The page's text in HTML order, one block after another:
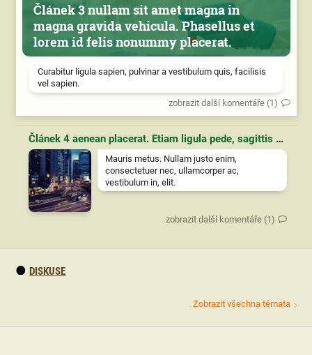
Článek 3 nullam sit amet magna in
magna gravida vehicula. Phasellus et
lorem id felis nonummy placerat.
Curabitur ligula sapien, pulvinar a vestibulum quis, facilisis
vel sapien.
zobrazit další komentáře (1)
Článek 4 aenean placerat. Etiam ligula pede, sagittis quis, interdum ultricies, scelerisque eu.
Mauris metus. Nullam justo enim,
consectetuer nec, ullamcorper ac,
vestibulum in, elit.
zobrazit další komentáře (1)
DISKUSE
Zobrazit všechna témata